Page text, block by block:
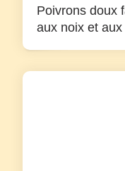
Poivrons doux
aux noix et